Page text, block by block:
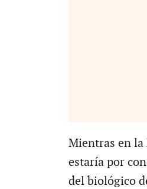
Mientras en la
estaría por
del biológico